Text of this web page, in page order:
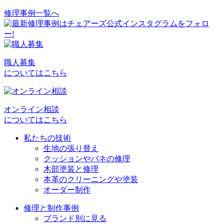
投
稿
ナ
ビ
ゲ
ー
シ
ョ
修理事例一覧へ
職人募集
についてはこちら
オンライン相談
についてはこちら
私たちの技術
生地の張り替え
クッションやバネの修理
木部塗装と修理
本革のクリーニングや塗装
オーダー制作
修理と制作事例
ブランド別に見る